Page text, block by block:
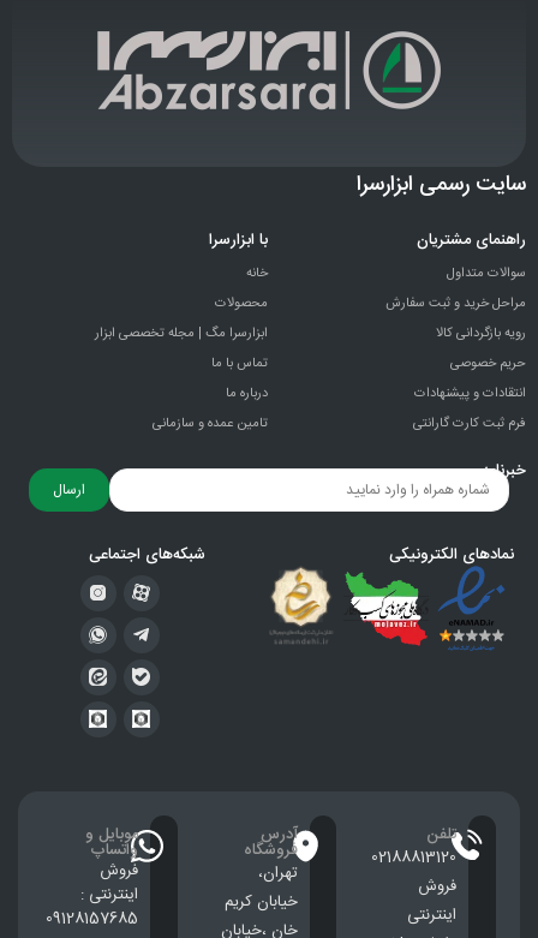
سایت رسمی ابزارسرا
راهنمای مشتریان
سوالات متداول
مراحل خرید و ثبت سفارش
رویه بازگردانی کالا
حریم خصوصی
انتقادات و پيشنهادات
فرم ثبت کارت گارانتی
با ابزارسرا
خانه
محصولات
ابزارسرا مگ | مجله تخصصی ابزار
تماس با ما
درباره ما
تامین عمده و سازمانی
خبرنامه
ارسال
نمادهای الکترونیکی شبکه‌های اجتماعی
تلفن
02188813120
فروش
اینترنتی
آدرس
فروشگاه
تهران،
خيابان كريم
خان ،خيابان
موبایل و
واتساپ
فروش
اینترنتی :
09128157685